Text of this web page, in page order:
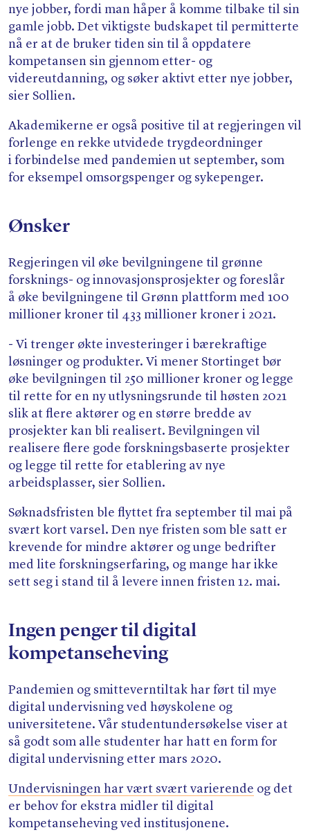
nye jobber, fordi man håper å komme tilbake til sin
gamle jobb. Det viktigste budskapet til permitterte
nå er at de bruker tiden sin til å oppdatere
kompetansen sin gjennom etter- og
videreutdanning, og søker aktivt etter nye jobber,
sier Sollien.
Akademikerne er også positive til at regjeringen vil
forlenge en rekke utvidede trygdeordninger
i forbindelse med pandemien ut september, som
for eksempel omsorgspenger og sykepenger.
Ønsker
Regjeringen vil øke bevilgningene til grønne
forsknings- og innovasjonsprosjekter og foreslår
å øke bevilgningene til Grønn plattform med 100
millioner kroner til 433 millioner kroner i 2021.
- Vi trenger økte investeringer i bærekraftige
løsninger og produkter. Vi mener Stortinget bør
øke bevilgningen til 250 millioner kroner og legge
til rette for en ny utlysningsrunde til høsten 2021
slik at flere aktører og en større bredde av
prosjekter kan bli realisert. Bevilgningen vil
realisere flere gode forskningsbaserte prosjekter
og legge til rette for etablering av nye
arbeidsplasser, sier Sollien.
Søknadsfristen ble flyttet fra september til mai på
svært kort varsel. Den nye fristen som ble satt er
krevende for mindre aktører og unge bedrifter
med lite forskningserfaring, og mange har ikke
sett seg i stand til å levere innen fristen 12. mai.
Ingen penger til digital
kompetanseheving
Pandemien og smitteverntiltak har ført til mye
digital undervisning ved høyskolene og
universitetene. Vår studentundersøkelse viser at
så godt som alle studenter har hatt en form for
digital undervisning etter mars 2020.
Undervisningen har vært svært varierende og det
er behov for ekstra midler til digital
kompetanseheving ved institusjonene.